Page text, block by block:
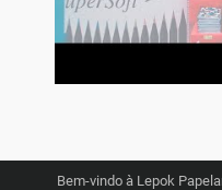
Bem-vindo à Lepok